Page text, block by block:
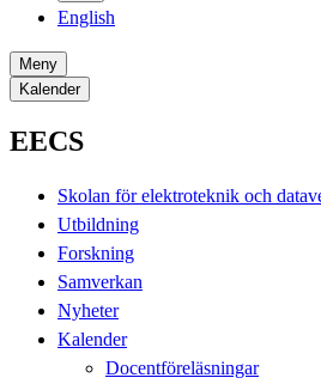
English
Meny
Kalender
EECS
Skolan för elektroteknik och
Utbildning
Forskning
Samverkan
Nyheter
Kalender
Docentföreläsningar